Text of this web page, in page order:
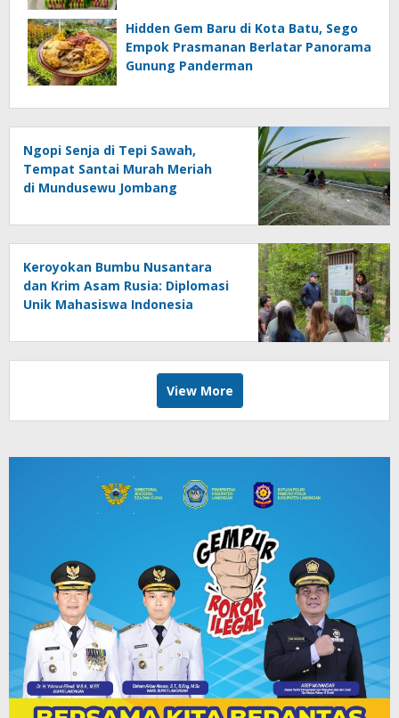
Hidden Gem Baru di Kota Batu, Sego
Empok Prasmanan Berlatar Panorama
Gunung Panderman
Ngopi Senja di Tepi Sawah,
Tempat Santai Murah Meriah
di Mundusewu Jombang
Keroyokan Bumbu Nusantara
dan Krim Asam Rusia: Diplomasi
Unik Mahasiswa Indonesia
View More